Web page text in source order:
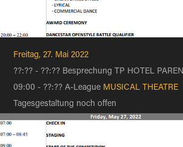
Freitag, 27. Mai 2022
??:?? - ??:?? Besprechung TP HOTEL
09:00 - ??:?? A-League MUSICAL THEATRE
Tagesgestaltung noch offen​​​​​​​